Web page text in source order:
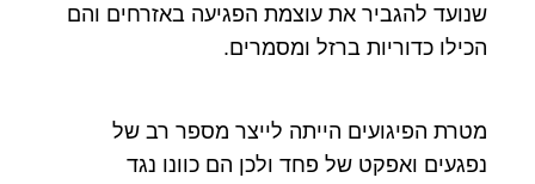
שנועד להגביר את עוצמת הפגיעה באזרחים והם
הכילו כדוריות ברזל ומסמרים.
מטרת הפיגועים הייתה לייצר מספר רב של
נפגעים ואפקט של פחד ולכן הם כוונו נגד